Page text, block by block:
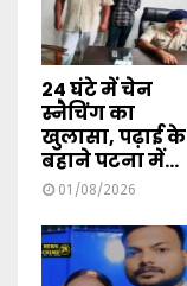
24 घंटे में चेन
स्नैचिंग का
खुलासा, पढ़ाई के
बहाने पटना में...
01/08/2026